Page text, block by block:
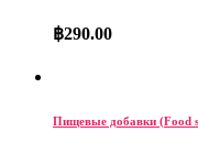
฿290.00
Пищевые добавки (Food